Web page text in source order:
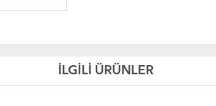
İLGİLİ ÜRÜNLER